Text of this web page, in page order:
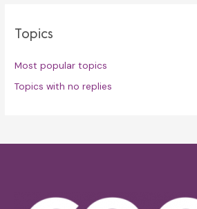
Topics
Most popular topics
Topics with no replies